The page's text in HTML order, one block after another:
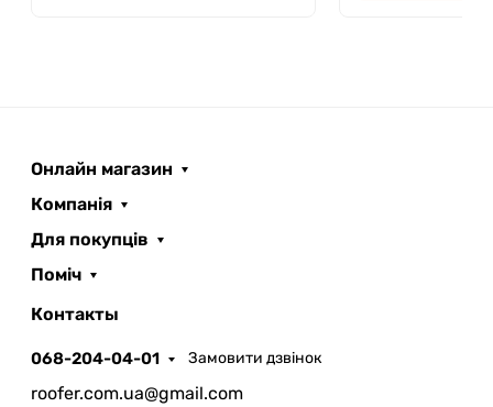
Онлайн магазин
Компанія
Для покупців
Поміч
Контакты
068-204-04-01 Замовити дзвінок
roofer.com.ua@gmail.com